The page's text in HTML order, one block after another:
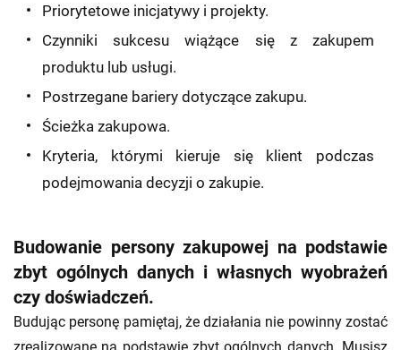
Priorytetowe inicjatywy i projekty.
Czynniki sukcesu wiążące się z zakupem
produktu lub usługi.
Postrzegane bariery dotyczące zakupu.
Ścieżka zakupowa.
Kryteria, którymi kieruje się klient podczas
podejmowania decyzji o zakupie.
Budowanie persony zakupowej na podstawie
zbyt ogólnych danych i własnych wyobrażeń
czy doświadczeń.
Budując personę pamiętaj, że działania nie powinny zostać